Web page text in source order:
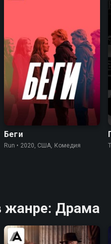
6.5 6.2
Беги
Run • 2020, США, Комедия
жанре: Драма